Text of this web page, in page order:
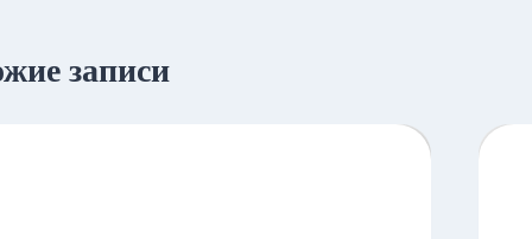
записи